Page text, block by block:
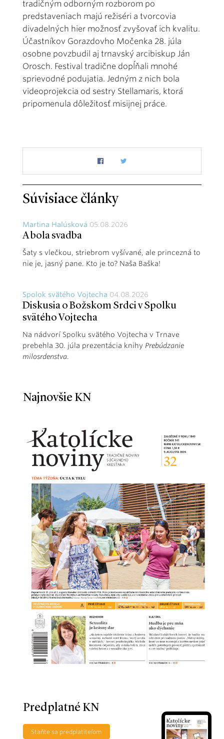
tradičným odborným rozborom po
predstaveniach majú režiséri a tvorcovia
divadelných hier možnosť zvyšovať ich kvalitu.
Účastníkov Gorazdovho Močenka 28. júla
osobne povzbudil aj trnavský arcibiskup Ján
Orosch. Festival tradične dopĺňali mnohé
sprievodné podujatia. Jedným z nich bola
videoprojekcia od sestry Stellamaris, ktorá
pripomenula dôležitosť misijnej práce.
Súvisiace články
Martina Halúsková 05.08.2026
A bola svadba
Šaty s vlečkou, striebrom vyšívané, ale princezná to
nie je, jasný pane. Kto je to? Naša Baška!
Spolok svätého Vojtecha 04.08.2026
Diskusia o Božskom Srdci v Spolku
svätého Vojtecha
Na nádvorí Spolku svätého Vojtecha v Trnave
prebehla 30. júla prezentácia knihy Prebúdzanie
milosrdenstva.
Najnovšie KN
Predplatné KN
Staňte sa predplatiteľom